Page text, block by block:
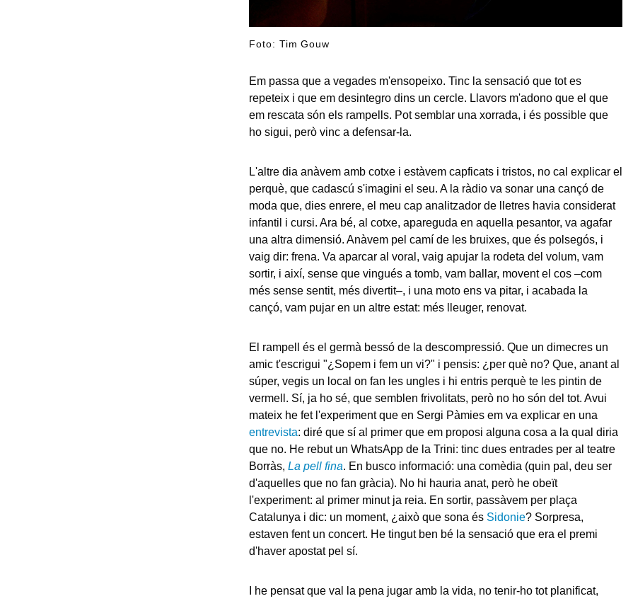
Foto: Tim Gouw
Em passa que a vegades m'ensopeixo. Tinc la sensació que tot es
repeteix i que em desintegro dins un cercle. Llavors m'adono que el que
em rescata són els rampells. Pot semblar una xorrada, i és possible que
ho sigui, però vinc a defensar-la.
L'altre dia anàvem amb cotxe i estàvem capficats i tristos, no cal explicar el
perquè, que cadascú s'imagini el seu. A la ràdio va sonar una cançó de
moda que, dies enrere, el meu cap analitzador de lletres havia considerat
infantil i cursi. Ara bé, al cotxe, apareguda en aquella pesantor, va agafar
una altra dimensió. Anàvem pel camí de les bruixes, que és polsegós, i
vaig dir: frena. Va aparcar al voral, vaig apujar la rodeta del volum, vam
sortir, i així, sense que vingués a tomb, vam ballar, movent el cos –com
més sense sentit, més divertit–, i una moto ens va pitar, i acabada la
cançó, vam pujar en un altre estat: més lleuger, renovat.
El rampell és el germà bessó de la descompressió. Que un dimecres un
amic t'escrigui "¿Sopem i fem un vi?" i pensis: ¿per què no? Que, anant al
súper, vegis un local on fan les ungles i hi entris perquè te les pintin de
vermell. Sí, ja ho sé, que semblen frivolitats, però no ho són del tot. Avui
mateix he fet l'experiment que en Sergi Pàmies em va explicar en una
entrevista: diré que sí al primer que em proposi alguna cosa a la qual diria
que no. He rebut un WhatsApp de la Trini: tinc dues entrades per al teatre
Borràs, La pell fina. En busco informació: una comèdia (quin pal, deu ser
d'aquelles que no fan gràcia). No hi hauria anat, però he obeït
l'experiment: al primer minut ja reia. En sortir, passàvem per plaça
Catalunya i dic: un moment, ¿això que sona és Sidonie? Sorpresa,
estaven fent un concert. He tingut ben bé la sensació que era el premi
d'haver apostat pel sí.
I he pensat que val la pena jugar amb la vida, no tenir-ho tot planificat,